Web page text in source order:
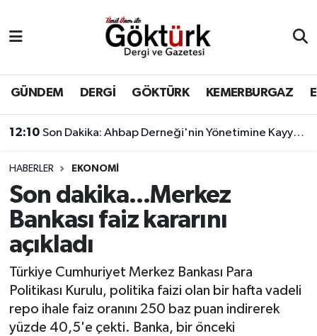
GÜNDEM DERGİ GÖKTÜRK KEMERBURGAZ
12:10 Son Dakika: Ahbap Derneği'nin Yönetimine Kayyum Atandı
HABERLER EKONOMİ
Son dakika...Merkez
Bankası faiz kararını
açıkladı
Türkiye Cumhuriyet Merkez Bankası Para
Politikası Kurulu, politika faizi olan bir hafta vadeli
repo ihale faiz oranını 250 baz puan indirerek
yüzde 40,5'e çekti. Banka, bir önceki
BİLİM
DERGİ
DÜNYA
EĞİTİM
EKONOMİ
GÖKTÜRK
GÜNDEM
Eyüpsultan Hava Durumu
Eyüpsultan Trafik Yoğunluk Haritası
Süper Lig Puan Durumu ve Fikstür
Tüm Manşetler
Son Dakika Haberleri
Haber Arşivi